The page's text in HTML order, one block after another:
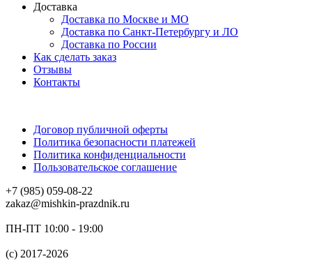
Доставка
Доставка по Москве и МО
Доставка по Санкт-Петербургу и ЛО
Доставка по России
Как сделать заказ
Отзывы
Контакты
Договор публичной оферты
Политика безопасности платежей
Политика конфиденциальности
Пользовательское соглашение
+7 (985) 059-08-22
zakaz@mishkin-prazdnik.ru
ПН-ПТ 10:00 - 19:00
(c) 2017-2026